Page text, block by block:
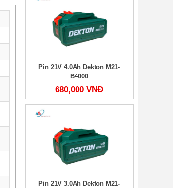
Pin 21V 4.0Ah Dekton M21-
B4000
680,000 VNĐ
Pin 21V 3.0Ah Dekton M21-